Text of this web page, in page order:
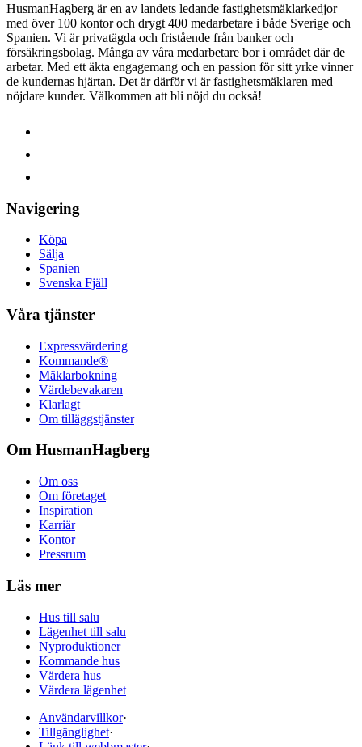
HusmanHagberg är en av landets ledande fastighetsmäklarkedjor
med över 100 kontor och drygt 400 medarbetare i både Sverige och
Spanien. Vi är privatägda och fristående från banker och
försäkringsbolag. Många av våra medarbetare bor i området där de
arbetar. Med ett äkta engagemang och en passion för sitt yrke vinner
de kundernas hjärtan. Det är därför vi är fastighetsmäklaren med
nöjdare kunder. Välkommen att bli nöjd du också!
Navigering
Köpa
Sälja
Spanien
Svenska Fjäll
Våra tjänster
Expressvärdering
Kommande®
Mäklarbokning
Värdebevakaren
Klarlagt
Om tilläggstjänster
Om HusmanHagberg
Om oss
Om företaget
Inspiration
Karriär
Kontor
Pressrum
Läs mer
Hus till salu
Lägenhet till salu
Nyproduktioner
Kommande hus
Värdera hus
Värdera lägenhet
Användarvillkor·
Tillgänglighet·